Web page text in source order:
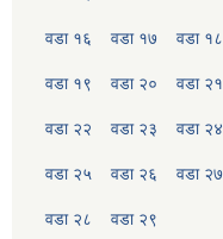
वडा १६ वडा १७ वडा १८
वडा १९ वडा २० वडा २१
वडा २२ वडा २३ वडा २४
वडा २५ वडा २६ वडा २७
वडा २८ वडा २९